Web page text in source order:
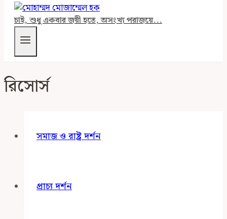
চাই, শুধু একবার জয়ী হতে, অসংখ্য পরাজয়ে...
রিসোর্স
সমাজ ও রাষ্ট্র দর্শন
প্রাচ্য দর্শন